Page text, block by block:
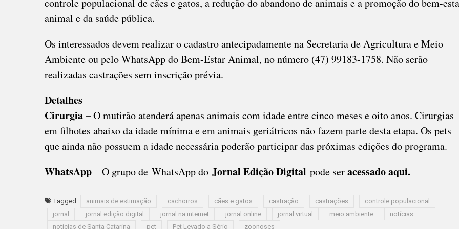
controle populacional de cães e gatos, a redução do abandono de animais e a promoção do bem-
animal e da saúde pública.
Os interessados devem realizar o cadastro antecipadamente na Secretaria de Agricultura e Meio
Ambiente ou pelo WhatsApp do Bem-Estar Animal, no número (47) 99183-1758. Não serão
realizadas castrações sem inscrição prévia.
Detalhes
Cirurgia –O mutirão atenderá apenas animais com idade entre cinco meses e oito anos. Cirurgias
em filhotes abaixo da idade mínima e em animais geriátricos não fazem parte desta etapa. Os pets
que ainda não possuem a idade necessária poderão participar das próximas edições do programa.
WhatsApp– O grupo de WhatsApp do Jornal Edição Digital pode seracessado aqui.
Tagged animais de estimação cachorros cães e gatos castração castrações
controle populacional
jornal
jornal edição digital jornal na internet jornal online jornal virtual meio ambiente
notícias
notícias de Santa Catarina
pet Pet Levado a Sério zoonoses